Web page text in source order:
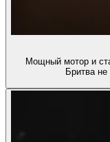
Мощный мотор и
Бритва